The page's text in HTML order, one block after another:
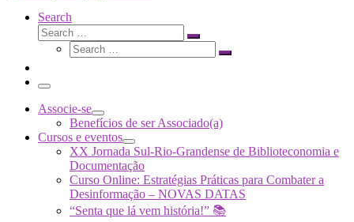
Search
Search
Search
Search
Search
Menu
Associe-se
Benefícios de ser Associado(a)
Cursos e eventos
XX Jornada Sul-Rio-Grandense de Biblioteconomia e
Documentação
Curso Online: Estratégias Práticas para Combater a
Desinformação – NOVAS DATAS
“Senta que lá vem história!” 📚